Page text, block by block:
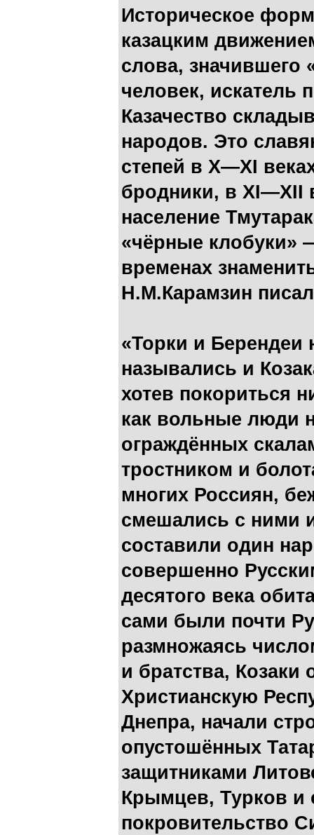
Историческое
казацким
слова,
человек, искатель
Казачество
народов. Это
степей в Х—XI
бродники, в ХI—XII
население
«чёрные клобуки»
временах
Н.М.Карамзин
«Торки и Берендеи
назывались и
хотев покориться
как вольные люди
ограждённых
тростником и
многих Россиян,
смешались с ними
составили один
совершенно
десятого века
сами были почти
размножаясь
и братства,
Христианскую
Днепра, начали
опустошённых
защитниками
Крымцев, Турков и
покровительство